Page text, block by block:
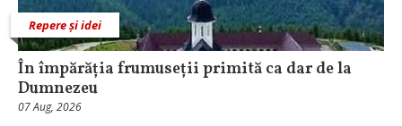
Repere și idei
În împărăția frumuseții primită ca dar de la
Dumnezeu
07 Aug, 2026